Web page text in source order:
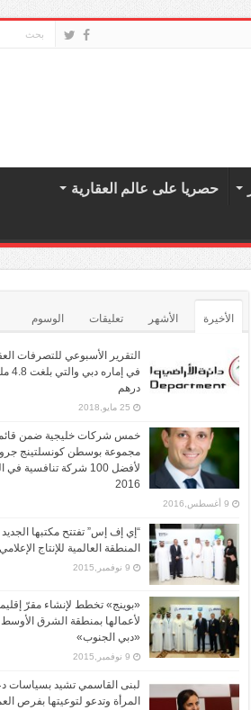
حصريا على عالم العقارية
الأخيرة الأشهر تعليقات الوسوم
التقرير الأسبوعي للتصرفات
في إماره دبي
درهم
25 مايو,2018
خمس شركات خليجية ضمن
مجموعة بوسطن كونسلتينج
لأفضل 100 شركة تنافسية في
2016
9 أغسطس,2016
“إي إف إس” تفتتح مكتبها
المنطقة العالمية للإنتاج الإعلامي
9 نوفمبر,2015
«بوينج» تخطط لإنشاء مقرّ
لأعمالها بمنطقة الشرق
«دبي الجنوب»
9 نوفمبر,2015
لبنى القاسمي تشيد بسياسات
المرأة وتدعو لتوعيتها بفرص